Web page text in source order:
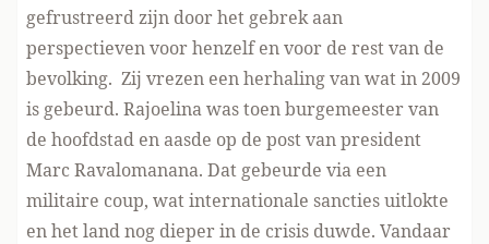
gefrustreerd zijn door het gebrek aan
perspectieven voor henzelf en voor de rest van de
bevolking. Zij vrezen een herhaling van wat in 2009
is gebeurd. Rajoelina was toen burgemeester van
de hoofdstad en aasde op de post van president
Marc Ravalomanana. Dat gebeurde via een
militaire coup, wat internationale sancties uitlokte
en het land nog dieper in de crisis duwde. Vandaar